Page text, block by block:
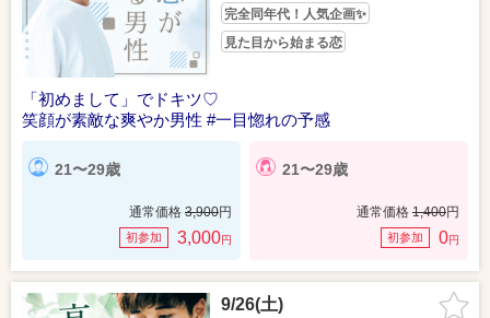
完全同年代！人気企画✨
見た目から始まる恋
「初めまして」でドキツ♡
笑顔が素敵な爽やか男性 #一目惚れの予感
21〜29歳
通常価格 3,900円
初参加 3,000円
21〜29歳
通常価格 1,400円
初参加 0円
9/26(土)